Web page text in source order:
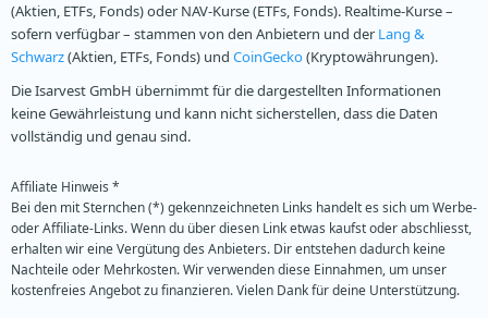
(Aktien, ETFs, Fonds) oder NAV-Kurse (ETFs, Fonds). Realtime-Kurse –
sofern verfügbar – stammen von den Anbietern und der Lang &
Schwarz(Aktien, ETFs, Fonds) und CoinGecko(Kryptowährungen).
Die Isarvest GmbH übernimmt für die dargestellten Informationen
keine Gewährleistung und kann nicht sicherstellen, dass die Daten
vollständig und genau sind.
Affiliate Hinweis *
Bei den mit Sternchen (*) gekennzeichneten Links handelt es sich um Werbe-
oder Affiliate-Links. Wenn du über diesen Link etwas kaufst oder abschliesst,
erhalten wir eine Vergütung des Anbieters. Dir entstehen dadurch keine
Nachteile oder Mehrkosten. Wir verwenden diese Einnahmen, um unser
kostenfreies Angebot zu finanzieren. Vielen Dank für deine Unterstützung.